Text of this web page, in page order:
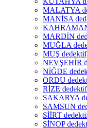
MALATYA
MANİSA
MARDİN
MUĞLA
MUŞ dedektif
NEVŞEHİR
NİĞDE
ORDU
RİZE dedektif
SAKARYA
SAMSUN
SİİRT
SİNOP